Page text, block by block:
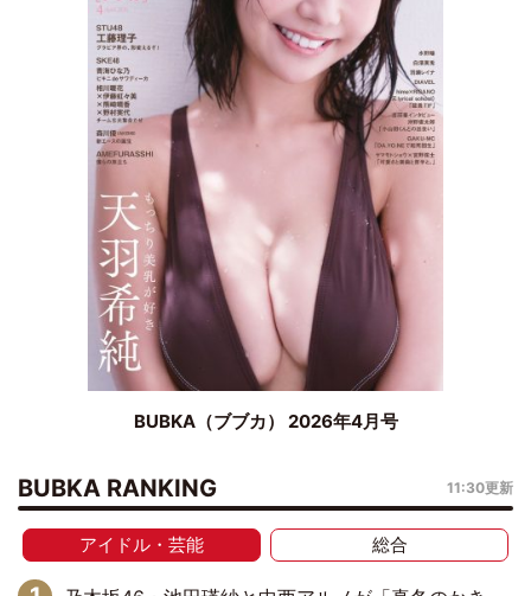
BUBKA（ブブカ） 2026年4月号
BUBKA RANKING 11:30更新
アイドル・芸能 総合